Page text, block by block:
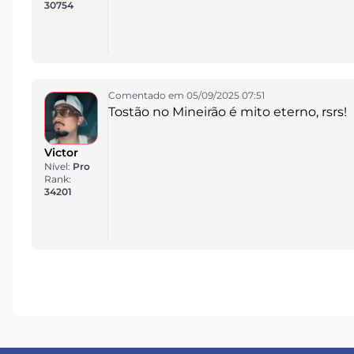
30754
Victor
Nível: Pro
Rank:
34201
Comentado em 05/09/2025 07:51
Tostão no Mineirão é mito eterno, rsrs!